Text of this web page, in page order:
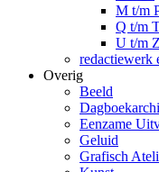
M t/m
Q t/m
U t/m Z
redactiewerk
Overig
Beeld
Eenzame
Geluid
Grafisch